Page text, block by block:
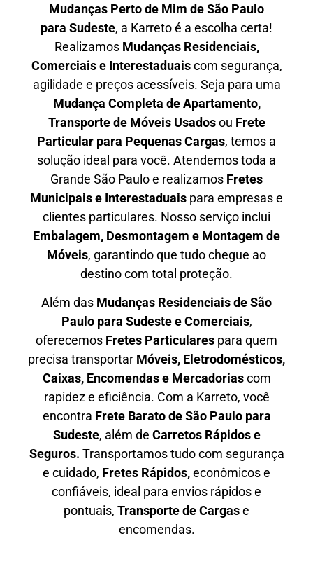
Mudanças Perto de Mim de São Paulo
para Sudeste, a Karreto é a escolha certa!
Realizamos Mudanças Residenciais,
Comerciais e Interestaduaiscom segurança,
agilidade e preços acessíveis. Seja para uma
Mudança Completa de Apartamento,
Transporte de Móveis Usadosou Frete
Particular para Pequenas Cargas, temos a
solução ideal para você. Atendemostoda a
Grande São Pauloe realizamos Fretes
Municipais e Interestaduais para empresas e
clientes particulares. Nosso serviço inclui
Embalagem, Desmontagem e Montagem de
Móveis, garantindo que tudo chegue ao
destino com total proteção.
Além das Mudanças Residenciais de São
Paulo para Sudeste e Comerciais,
oferecemos Fretes Particulares para quem
precisa transportar Móveis, Eletrodomésticos,
Caixas, Encomendas e Mercadoriascom
rapidez e eficiência. Com a Karreto, você
encontra Frete Baratode São Paulo para
Sudeste, além de Carretos Rápidos e
Seguros. Transportamos tudo com segurança
e cuidado, Fretes Rápidos,econômicos e
confiáveis, ideal para envios rápidos e
pontuais, Transporte de Cargase
encomendas.